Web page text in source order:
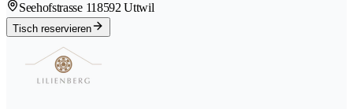
Seehofstrasse 118592 Uttwil
Tisch reservieren